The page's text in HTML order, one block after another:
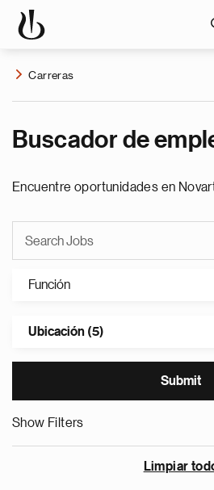
Carreras
Buscador de
Encuentre oportunidades en
Función
Ubicación (5)
Show Filters
Limpiar